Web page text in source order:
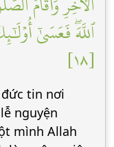
ٱللَّهَۖ فَعَسَىٰٓ
[١٨]
tin nơi
nguyện
mình Allah